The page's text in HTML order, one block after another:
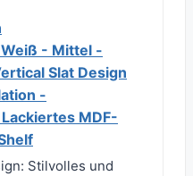
- Mittel -
Slat Design
-
MDF-
Stilvolles und